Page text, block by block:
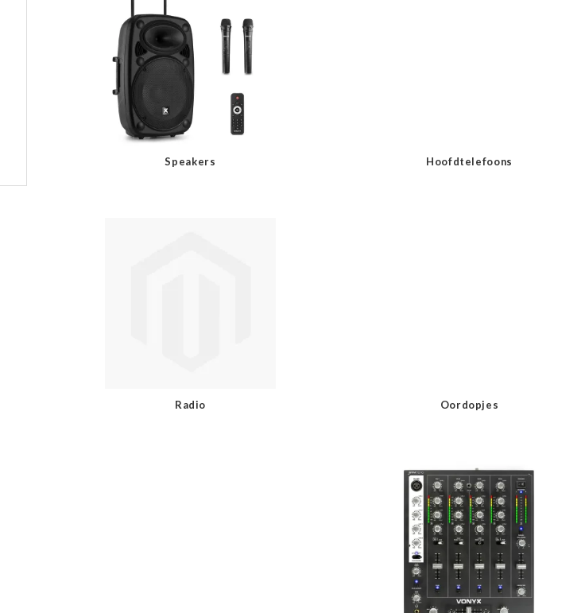
Speakers Hoofdtelefoons
Radio Oordopjes